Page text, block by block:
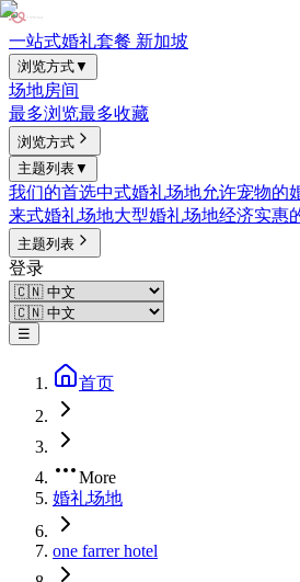
一站式婚礼套餐 新加坡
浏览方式▼
场地房间
最多浏览最多收藏
浏览方式
主题列表▼
我们的首选中式婚礼场地允许宠物的
来式婚礼场地大型婚礼场地经济实惠
主题列表
登录
☰
首页
More
婚礼场地
one farrer hotel